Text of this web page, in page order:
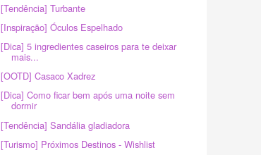
[Tendência] Turbante
[Inspiração] Óculos Espelhado
[Dica] 5 ingredientes caseiros para te deixar
mais...
[OOTD] Casaco Xadrez
[Dica] Como ficar bem após uma noite sem
dormir
[Tendência] Sandália gladiadora
[Turismo] Próximos Destinos - Wishlist